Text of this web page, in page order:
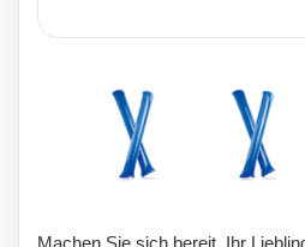
Machen Sie sich bereit, Ihr